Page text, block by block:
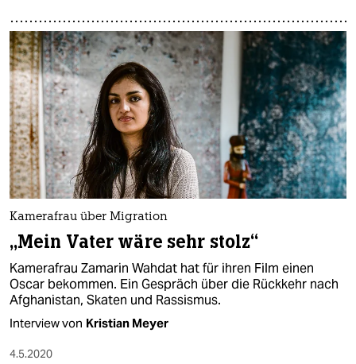
Kamerafrau über Migration
„Mein Vater wäre sehr stolz“
Kamerafrau Zamarin Wahdat hat für ihren Film einen
Oscar bekommen. Ein Gespräch über die Rückkehr nach
Afghanistan, Skaten und Rassismus.
Interview von Kristian Meyer
4.5.2020